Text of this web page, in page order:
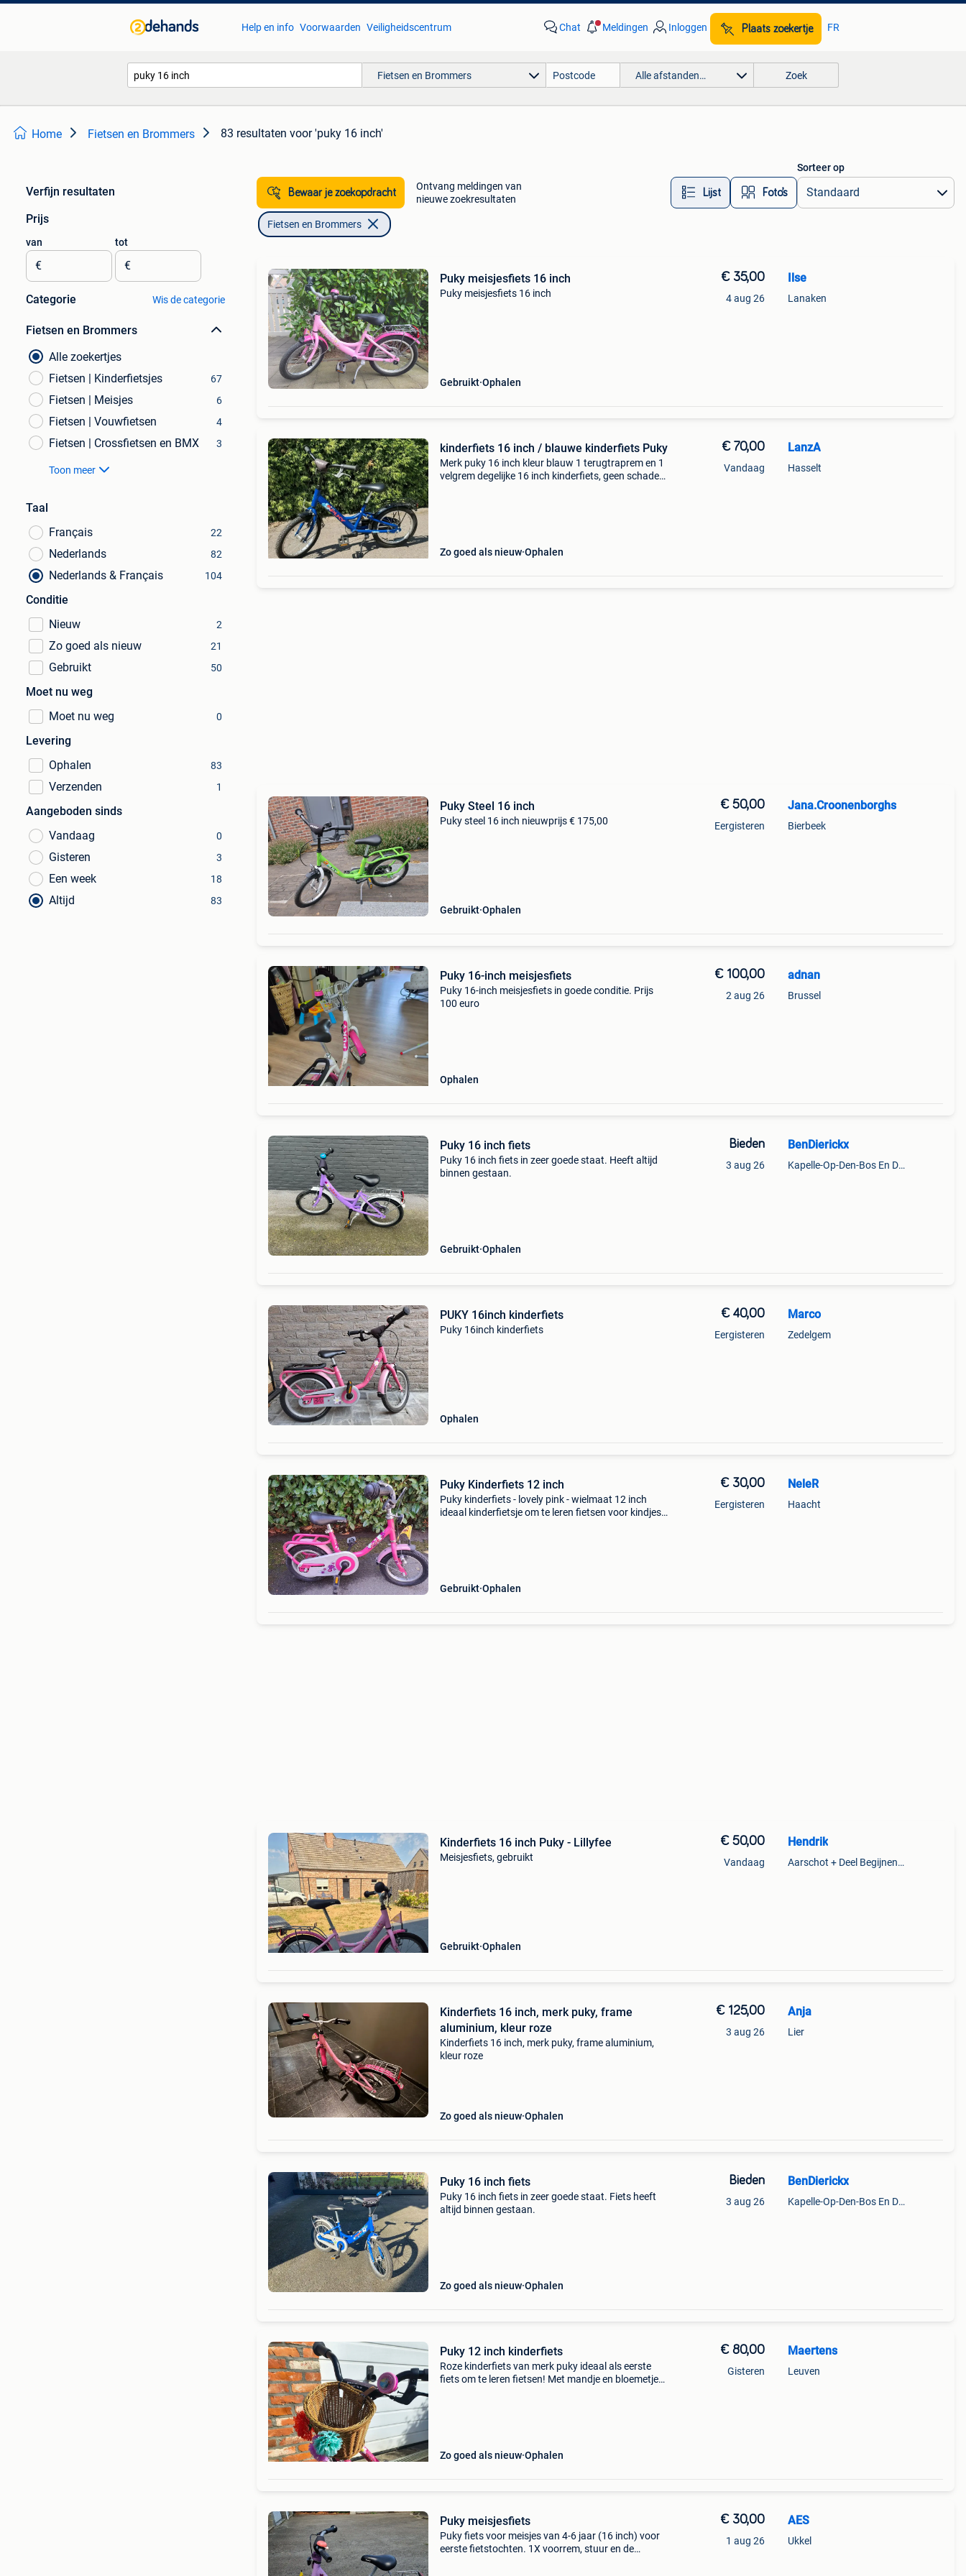
Help en info Voorwaarden Veiligheidscentrum Chat Meldingen Inloggen Plaats zoekertje FR
Fietsen en Brommers Alle afstanden… Zoek
Home Fietsen en Brommers 83 resultaten voor 'puky 16 inch'
Verfijn resultaten
Prijs
van
€
tot
€
Categorie Wis de categorie
Fietsen en Brommers
Alle zoekertjes
Fietsen | Kinderfietsjes
67
Fietsen | Meisjes 6
Fietsen | Vouwfietsen 4
Fietsen | Crossfietsen en BMX 3
Toon meer
Taal
Français
22
Nederlands 82
Nederlands & Français 104
Conditie
Nieuw
2
Zo goed als nieuw 21
Gebruikt 50
Moet nu weg
Moet nu weg
0
Levering
Ophalen
83
Verzenden 1
Aangeboden sinds
Vandaag
0
Gisteren 3
Een week 18
Altijd 83
Bewaar je zoekopdracht
Ontvang meldingen van
nieuwe zoekresultaten
Lijst Foto’s
Sorteer op
Fietsen en Brommers
Puky meisjesfiets 16 inch
Puky meisjesfiets 16 inch
Gebruikt Ophalen
€ 35,00
4 aug 26
Ilse
Lanaken
kinderfiets 16 inch / blauwe kinderfiets Puky
Merk puky 16 inch kleur blauw 1 terugtraprem en 1
velgrem degelijke 16 inch kinderfiets, geen schade
Zo goed als nieuw Ophalen
€ 70,00
Vandaag
LanzA
Hasselt
Puky Steel 16 inch
Puky steel 16 inch nieuwprijs € 175,00
Gebruikt Ophalen
€ 50,00
Eergisteren
Jana.Croonenborghs
Bierbeek
Puky 16-inch meisjesfiets
Puky 16-inch meisjesfiets in goede conditie. Prijs
100 euro
Ophalen
€ 100,00
2 aug 26
adnan
Brussel
Puky 16 inch fiets
Puky 16 inch fiets in zeer goede staat. Heeft altijd
binnen gestaan.
Gebruikt Ophalen
Bieden
3 aug 26
BenDierickx
Kapelle-Op-Den-Bos En Deel Van Zemst
PUKY 16inch kinderfiets
Puky 16inch kinderfiets
Ophalen
€ 40,00
Eergisteren
Marco
Zedelgem
Puky Kinderfiets 12 inch
Puky kinderfiets - lovely pink - wielmaat 12 inch
ideaal kinderfietsje om te leren fietsen voor kindjes
Gebruikt Ophalen
€ 30,00
Eergisteren
NeleR
Haacht
Kinderfiets 16 inch Puky - Lillyfee
Meisjesfiets, gebruikt
Gebruikt Ophalen
€ 50,00
Vandaag
Hendrik
Aarschot + Deel Begijnendijk
Kinderfiets 16 inch, merk puky, frame
aluminium, kleur roze
Kinderfiets 16 inch, merk puky, frame aluminium,
kleur roze
Zo goed als nieuw Ophalen
€ 125,00
3 aug 26
Anja
Lier
Puky 16 inch fiets
Puky 16 inch fiets in zeer goede staat. Fiets heeft
altijd binnen gestaan.
Zo goed als nieuw Ophalen
Bieden
3 aug 26
BenDierickx
Kapelle-Op-Den-Bos En Deel Van Zemst
Puky 12 inch kinderfiets
Roze kinderfiets van merk puky ideaal als eerste
fiets om te leren fietsen! Met mandje en bloemetjes
Zo goed als nieuw Ophalen
€ 80,00
Gisteren
Maertens
Leuven
Puky meisjesfiets
Puky fiets voor meisjes van 4-6 jaar (16 inch) voor
eerste fietstochten. 1X voorrem, stuur en de
€ 30,00
1 aug 26
AES
Ukkel